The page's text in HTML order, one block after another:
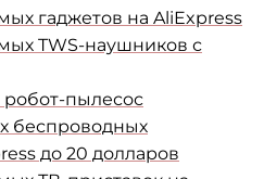
гаджетов на AliExpress
TWS-наушников с
пылесос
беспроводных
до 20 долларов